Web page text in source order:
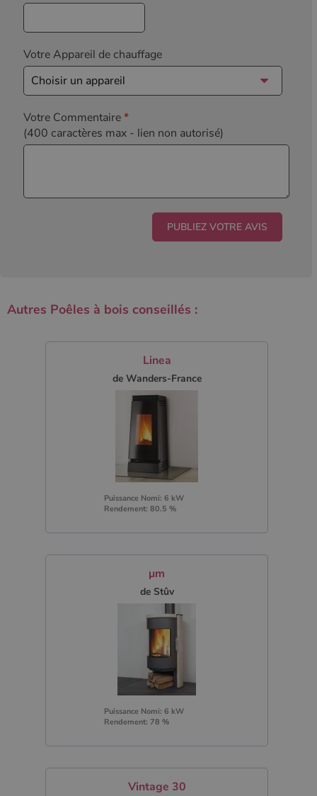
Votre Appareil de chauffage
Votre Commentaire*
(400 caractères max - lien non autorisé)
Autres Poêles à bois conseillés :
Linea
de Wanders-France
Puissance Nomi: 6 kW
Rendement: 80.5 %
µm
de Stûv
Puissance Nomi: 6 kW
Rendement: 78 %
Vintage 30